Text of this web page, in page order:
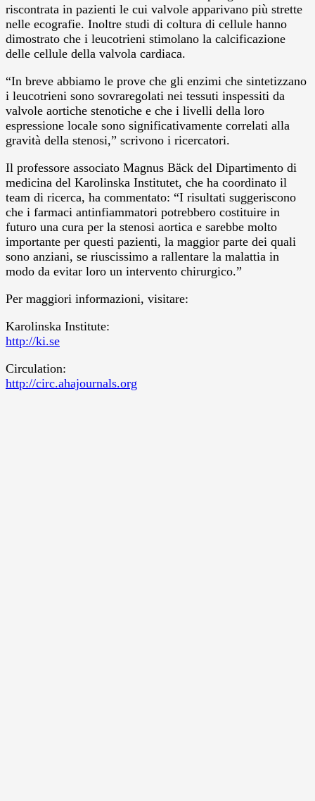
riscontrata in pazienti le cui valvole apparivano più strette
nelle ecografie. Inoltre studi di coltura di cellule hanno
dimostrato che i leucotrieni stimolano la calcificazione
delle cellule della valvola cardiaca.
“In breve abbiamo le prove che gli enzimi che sintetizzano
i leucotrieni sono sovraregolati nei tessuti inspessiti da
valvole aortiche stenotiche e che i livelli della loro
espressione locale sono significativamente correlati alla
gravità della stenosi,” scrivono i ricercatori.
Il professore associato Magnus Bäck del Dipartimento di
medicina del Karolinska Institutet, che ha coordinato il
team di ricerca, ha commentato: “I risultati suggeriscono
che i farmaci antinfiammatori potrebbero costituire in
futuro una cura per la stenosi aortica e sarebbe molto
importante per questi pazienti, la maggior parte dei quali
sono anziani, se riuscissimo a rallentare la malattia in
modo da evitar loro un intervento chirurgico.”
Per maggiori informazioni, visitare:
Karolinska Institute:
http://ki.se
Circulation:
http://circ.ahajournals.org